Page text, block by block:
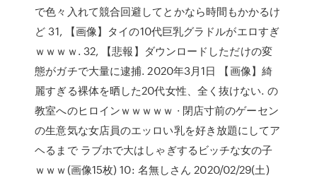
で色々入れて競合回避してとかなら時間もかかるけ
ど 31, 【画像】タイの10代巨乳グラドルがエロすぎ
ｗｗｗｗ. 32, 【悲報】ダウンロードしただけの変
態がガチで大量に逮捕. 2020年3月1日 【画像】綺
麗すぎる裸体を晒した20代女性、全く抜けない. の
教室へのヒロインｗｗｗｗｗ · 閉店寸前のゲーセン
の生意気な女店員のエッロい乳を好き放題にしてア
ヘるまで ラブホで大はしゃぎするビッチな女の子
ｗｗｗ(画像15枚) 10: 名無しさん 2020/02/29(土)